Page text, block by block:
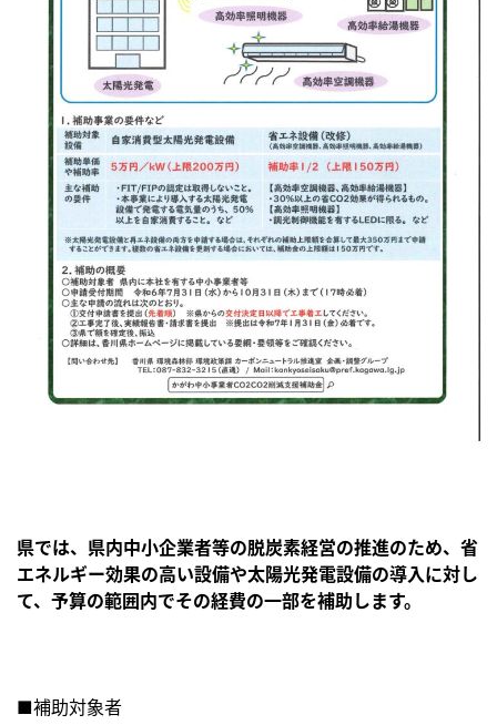
県では、県内中小企業者等の脱炭素経営の推進のため、省
エネルギー効果の高い設備や太陽光発電設備の導入に対し
て、予算の範囲内でその経費の一部を補助します。
■補助対象者